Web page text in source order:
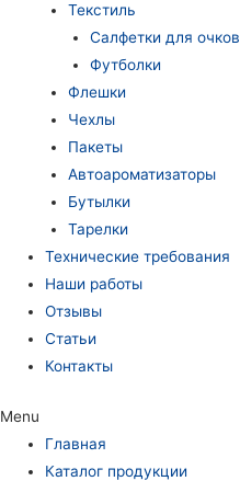
Текстиль
Салфетки для очков
Футболки
Флешки
Чехлы
Пакеты
Автоароматизаторы
Бутылки
Тарелки
Технические требования
Наши работы
Отзывы
Статьи
Контакты
Menu
Главная
Каталог продукции